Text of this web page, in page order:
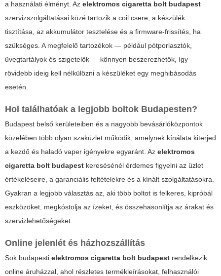
a használati élményt. Az elektromos cigaretta bolt budapest
szervizszolgáltatásai közé tartozik a coil csere, a készülék
tisztítása, az akkumulátor tesztelése és a firmware-frissítés, ha
szükséges. A megfelelő tartozékok — például pótporlasztók,
üvegtartályok és szigetelők — könnyen beszerezhetők, így
rövidebb ideig kell nélkülözni a készüléket egy meghibásodás
esetén.
Hol találhatóak a legjobb boltok Budapesten?
Budapest belső kerületeiben és a nagyobb bevásárlóközpontok
közelében több olyan szaküzlet működik, amelynek kínálata kiterjed
a kezdő és haladó vaper igényekre egyaránt. Az elektromos
cigaretta bolt budapest keresésénél érdemes figyelni az üzlet
értékeléseire, a garanciális feltételekre és a kínált szolgáltatásokra.
Gyakran a legjobb választás az, aki több boltot is felkeres, kipróbál
eszközöket, megkóstolja az ízeket, és összehasonlítja az árakat és
szervizlehetőségeket.
Online jelenlét és házhozszállítás
Sok budapesti elektromos cigaretta bolt budapest rendelkezik
online áruházzal, ahol részletes termékleírásokat, felhasználói